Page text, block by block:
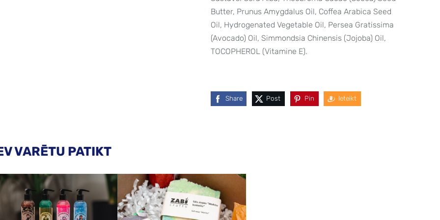
Butter, Prunus Amygdalus Oil, Coffea Arabica Seed
Oil, Hydrogenated Vegetable Oil, Persea Gratissima
(Avocado) Oil, Simmondsia Chinensis (Jojoba) Oil,
TOCOPHEROL (Vitamine E).
Share Post Pin Ieteikt
VARĒTU PATIKT